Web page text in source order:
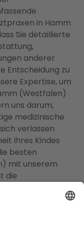
in Hamm
Sie detaillierte
anderer
Entscheidung zu
Expertise, um
(Westfalen)
uns darum,
medizinische
verlassen
Ihres Kindes
besten
mit unserem
die
Sie auf uns,
zu finden.